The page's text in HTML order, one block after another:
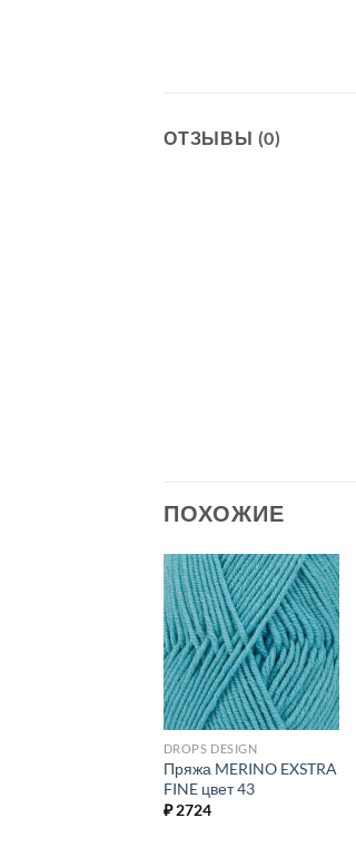
ОТЗЫВЫ (0)
ПОХОЖИЕ
Добавить в
избранное.
DROPS DESIGN
Пряжа MERINO EXSTRA
FINE цвет 43
₽2724